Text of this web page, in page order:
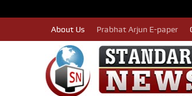
About Us Prabhat Arjun E-paper